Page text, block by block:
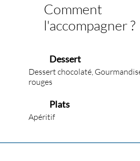
Comment
l'accompagner ?
Dessert
Dessert chocolaté,
rouges
Plats
Apéritif